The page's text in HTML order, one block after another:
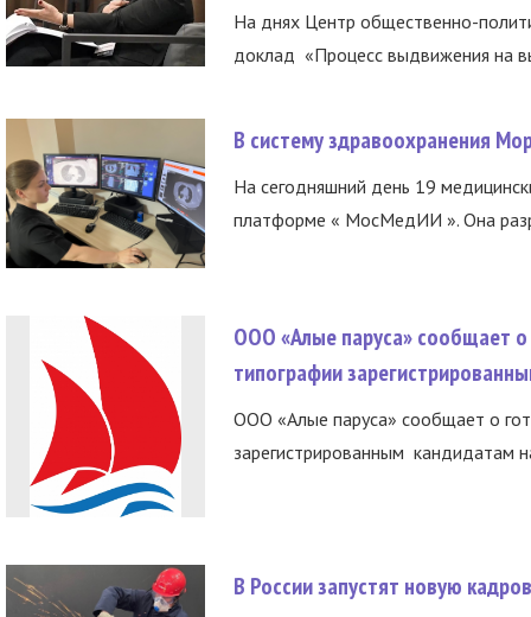
На днях Центр общественно-
доклад «Процесс выдвижения на
В систему здравоохранения
На сегодняшний день 19
платформе « МосМедИИ ». Она
ООО «Алые паруса» сообщает о
типографии
ООО «Алые паруса» сообщает о
зарегистрированным кандидатам
В России запустят новую